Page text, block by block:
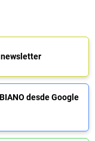
desde Google